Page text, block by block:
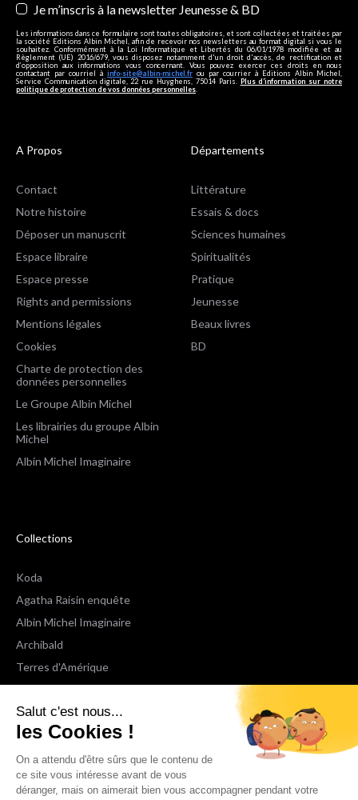
Salut c'est nous...
les Cookies !
On a attendu d'être sûrs que le contenu de
ce site vous intéresse avant de vous
déranger, mais on aimerait bien vous accompagner pendant votre
Je m’inscris à la newsletter Jeunesse & BD
Les informations dans ce formulaire sont toutes obligatoires, et sont collectées et traitées par
la société Editions Albin Michel, afin de recevoir nos newsletters au format digital si vous le
souhaitez. Conformément à la Loi Informatique et Libertés du 06/01/1978 modifiée et au
Règlement (UE) 2016/679, vous disposez notamment d'un droit d'accès, de rectification et
d’opposition aux informations vous concernant. Vous pouvez exercer ces droits en nous
contactant par courriel à info-site@albin-michel.fr ou par courrier à Editions Albin Michel,
Service Communication digitale, 22 rue Huyghens, 75014 Paris. Plus d’information sur notre
politique de protection de vos données personnelles
A Propos
Contact
Notre histoire
Déposer un manuscrit
Espace libraire
Espace presse
Rights and permissions
Mentions légales
Cookies
Charte de protection des
données personnelles
Le Groupe Albin Michel
Les librairies du groupe Albin
Michel
Albin Michel Imaginaire
Départements
Littérature
Essais & docs
Sciences humaines
Spiritualités
Pratique
Jeunesse
Beaux livres
BD
Collections
Koda
Agatha Raisin enquête
Albin Michel Imaginaire
Archibald
Terres d'Amérique
Espaces Libres Poche
NOX
Wiz
Voir toutes les collections
Nous suivre